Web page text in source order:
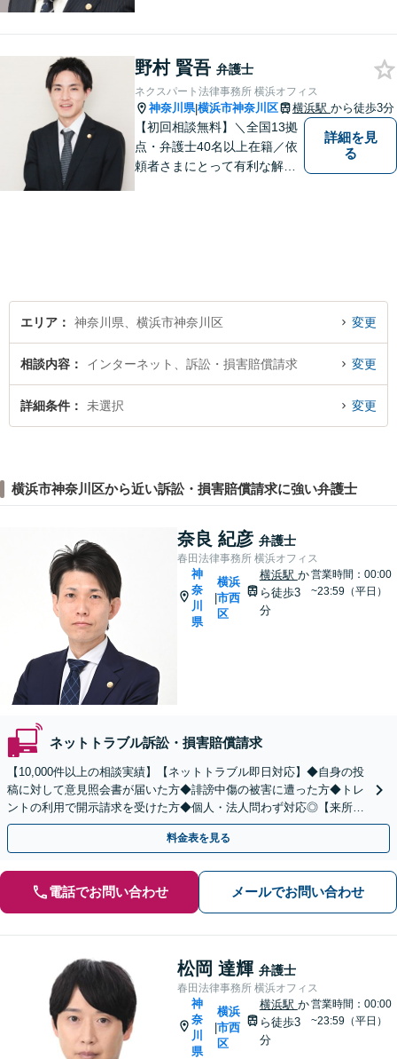
野村 賢吾 弁護士
ネクスパート法律事務所 横浜オフィス
神奈川県|横浜市神奈川区 横浜駅 から徒歩3分
【初回相談無料】＼全国13拠
点・弁護士40名以上在籍／依
頼者さまにとって有利な解決
詳細を見
る
エリア 神奈川県、横浜市神奈川区 変更
相談内容 インターネット、訴訟・損害賠償請求 変更
詳細条件 未選択 変更
横浜市神奈川区から近い訴訟・損害賠償請求に強い弁護士
奈良 紀彦 弁護士
春田法律事務所 横浜オフィス
神
奈
川
県
横浜
市西
区
横浜駅 か
ら徒歩3
分
営業時間：00:00
~23:59（平日）
ネットトラブル訴訟・損害賠償請求
【10,000件以上の相談実績】【ネットトラブル即日対応】◆自身の投
稿に対して意見照会書が届いた方◆誹謗中傷の被害に遭った方◆トレ
ントの利用で開示請求を受けた方◆個人・法人問わず対応◎【来所不
要／LINE相談可】
料金表を見る
電話でお問い合わせ メールでお問い合わせ
松岡 達輝 弁護士
春田法律事務所 横浜オフィス
神
奈
川
県
横浜
市西
区
横浜駅 か
ら徒歩3
分
営業時間：00:00
~23:59（平日）